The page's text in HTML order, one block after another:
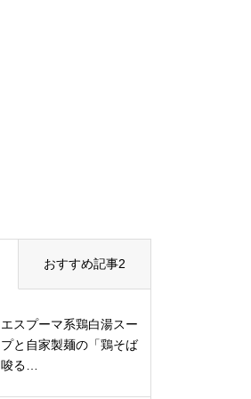
おすすめ記事2
エスプーマ系鶏白湯スー
プと自家製麺の「鶏そば
唆る…